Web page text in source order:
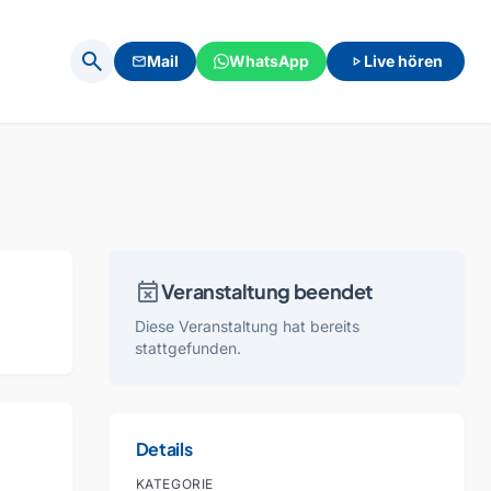
search mailMail WhatsApp play_arrow Live hören
event_busyVeranstaltung beendet
Diese Veranstaltung hat bereits
stattgefunden.
Details
KATEGORIE